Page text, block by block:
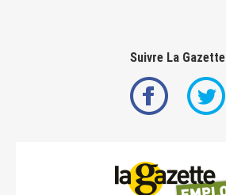
Suivre La Gazette